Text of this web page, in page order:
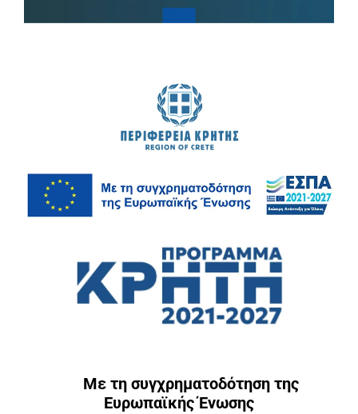
Με τη συγχρηματοδότηση της
Ευρωπαϊκής Ένωσης